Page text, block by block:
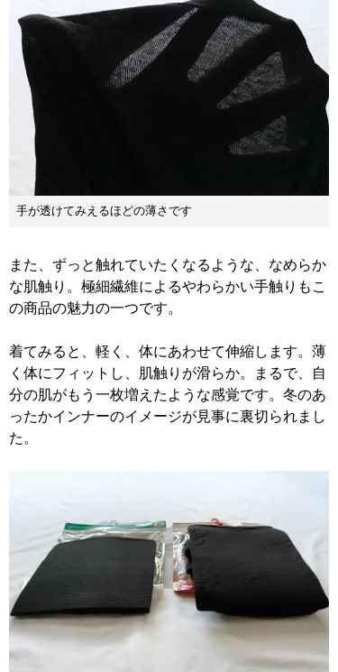
手が透けてみえるほどの薄さです
また、ずっと触れていたくなるような、なめらか
な肌触り。極細繊維によるやわらかい手触りもこ
の商品の魅力の一つです。
着てみると、軽く、体にあわせて伸縮します。薄
く体にフィットし、肌触りが滑らか。まるで、自
分の肌がもう一枚増えたような感覚です。冬のあ
ったかインナーのイメージが見事に裏切られまし
た。